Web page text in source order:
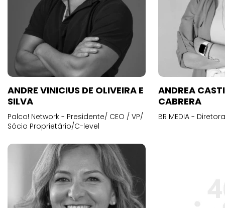
ANDRE VINICIUS DE OLIVEIRA E
SILVA
Palco! Network - Presidente/ CEO / VP/
Sócio Proprietário/C-level
ANDREA
CABRERA
BR MEDIA -